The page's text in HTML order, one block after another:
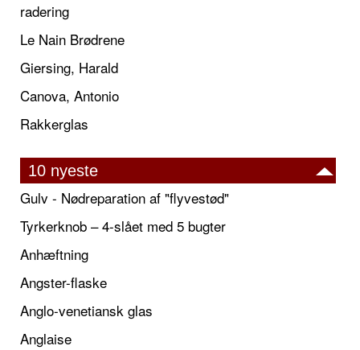
radering
Le Nain Brødrene
Giersing, Harald
Canova, Antonio
Rakkerglas
10 nyeste
Gulv - Nødreparation af "flyvestød"
Tyrkerknob – 4-slået med 5 bugter
Anhæftning
Angster-flaske
Anglo-venetiansk glas
Anglaise